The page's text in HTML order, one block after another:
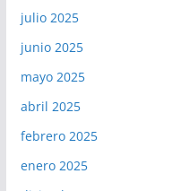
julio 2025
junio 2025
mayo 2025
abril 2025
febrero 2025
enero 2025